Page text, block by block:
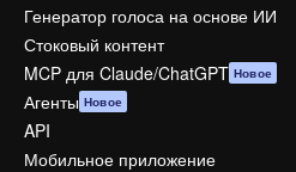
Генератор голоса на основе ИИ
Стоковый контент
MCP для Claude/ChatGPT Новое
Агенты Новое
API
Мобильное приложение